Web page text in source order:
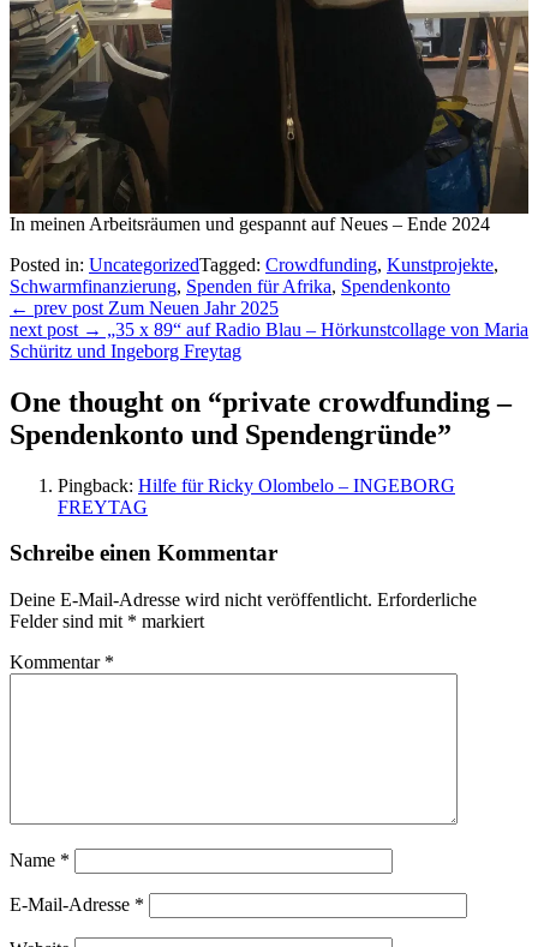
In meinen Arbeitsräumen und gespannt auf Neues – Ende 2024
Posted in: UncategorizedTagged: Crowdfunding, Kunstprojekte,
Schwarmfinanzierung, Spenden für Afrika, Spendenkonto
Beitragsnavigation
← prev post Zum Neuen Jahr 2025
next post → „35 x 89“ auf Radio Blau – Hörkunstcollage von Maria
Schüritz und Ingeborg Freytag
One thought on “private crowdfunding –
Spendenkonto und Spendengründe”
Pingback: Hilfe für Ricky Olombelo – INGEBORG
FREYTAG
Schreibe einen Kommentar
Deine E-Mail-Adresse wird nicht veröffentlicht. Erforderliche
Felder sind mit * markiert
Kommentar *
Name *
E-Mail-Adresse *